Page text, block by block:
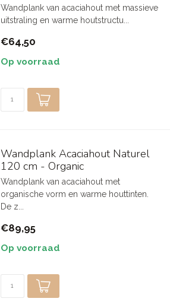
Wandplank van acaciahout met massieve
uitstraling en warme houtstructu...
€64,50
Op voorraad
Wandplank Acaciahout Naturel
120 cm - Organic
Wandplank van acaciahout met
organische vorm en warme houttinten.
De z...
€89,95
Op voorraad